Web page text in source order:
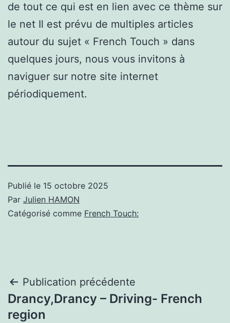
de tout ce qui est en lien avec ce thème sur
le net Il est prévu de multiples articles
autour du sujet « French Touch » dans
quelques jours, nous vous invitons à
naviguer sur notre site internet
périodiquement.
Publié le 15 octobre 2025
Par Julien HAMON
Catégorisé comme French Touch:
Navigation
de
Publication précédente
Drancy,Drancy – Driving- French
region